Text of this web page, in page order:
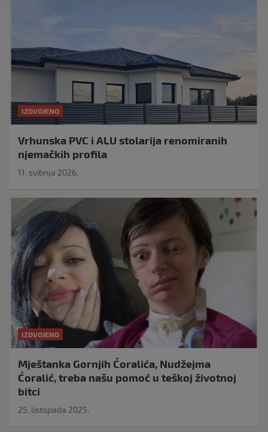
IZDVOJENO
Vrhunska PVC i ALU stolarija renomiranih
njemačkih profila
11. svibnja 2026.
IZDVOJENO
Mještanka Gornjih Ćoralića, Nudžejma
Ćoralić, treba našu pomoć u teškoj životnoj
bitci
25. listopada 2025.